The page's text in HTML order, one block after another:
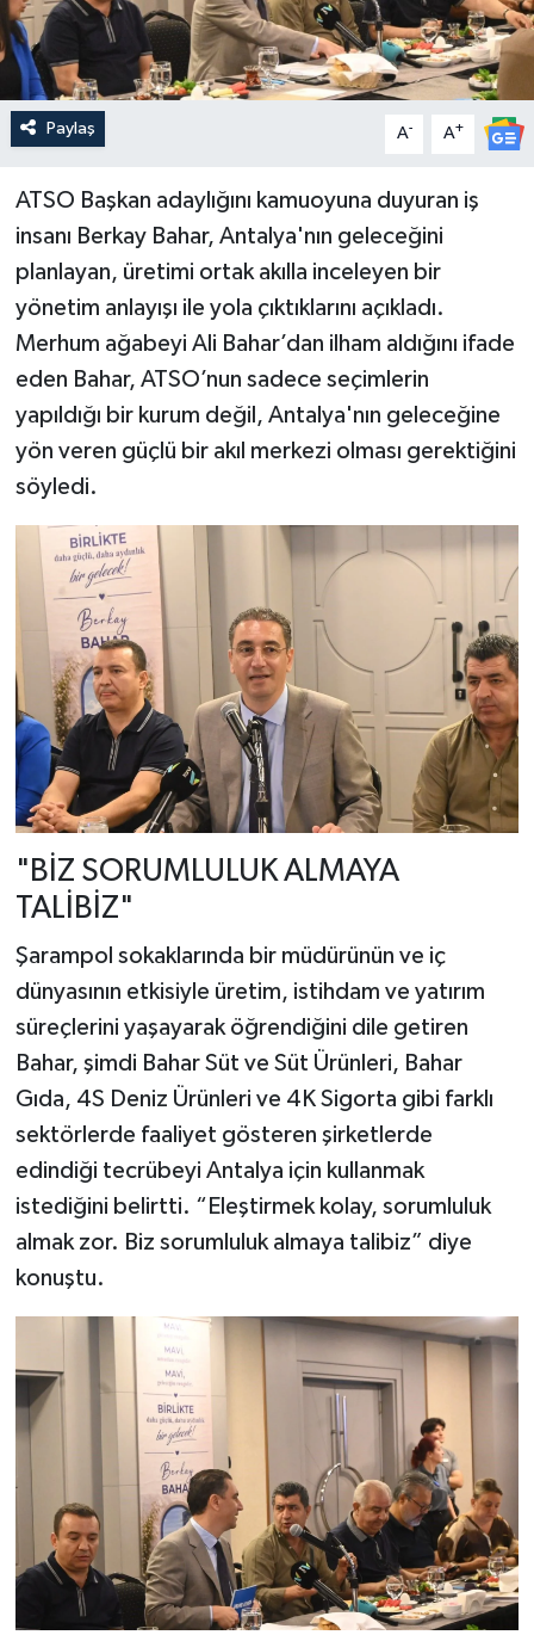
Paylaş A- A+
ATSO Başkan adaylığını kamuoyuna duyuran iş
insanı Berkay Bahar, Antalya'nın geleceğini
planlayan, üretimi ortak akılla inceleyen bir
yönetim anlayışı ile yola çıktıklarını açıkladı.
Merhum ağabeyi Ali Bahar’dan ilham aldığını ifade
eden Bahar, ATSO’nun sadece seçimlerin
yapıldığı bir kurum değil, Antalya'nın geleceğine
yön veren güçlü bir akıl merkezi olması gerektiğini
söyledi.
"BİZ SORUMLULUK ALMAYA
TALİBİZ"
Şarampol sokaklarında bir müdürünün ve iç
dünyasının etkisiyle üretim, istihdam ve yatırım
süreçlerini yaşayarak öğrendiğini dile getiren
Bahar, şimdi Bahar Süt ve Süt Ürünleri, Bahar
Gıda, 4S Deniz Ürünleri ve 4K Sigorta gibi farklı
sektörlerde faaliyet gösteren şirketlerde
edindiği tecrübeyi Antalya için kullanmak
istediğini belirtti. “Eleştirmek kolay, sorumluluk
almak zor. Biz sorumluluk almaya talibiz” diye
konuştu.
Siyaset
Spor